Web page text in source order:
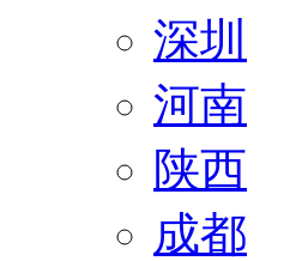
深圳
河南
陕西
成都